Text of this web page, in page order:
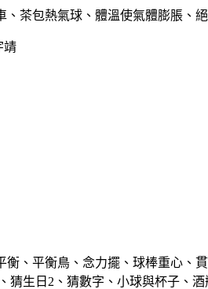
、茶包熱氣球、體溫使氣體膨脹、
靖
衡、平衡鳥、念力擺、球棒重心、
猜生日2、猜數字、小球與杯子、